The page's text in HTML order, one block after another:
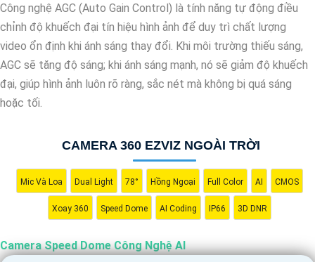
vào một giải pháp an ninh đáng tin cậy.
Công nghệ AGC (Auto Gain Control) là tính năng tự động điều
chỉnh độ khuếch đại tín hiệu hình ảnh để duy trì chất lượng
video ổn định khi ánh sáng thay đổi. Khi môi trường thiếu sáng,
AGC sẽ tăng độ sáng; khi ánh sáng mạnh, nó sẽ giảm độ khuếch
đại, giúp hình ảnh luôn rõ ràng, sắc nét mà không bị quá sáng
hoặc tối.
CAMERA 360 EZVIZ NGOÀI TRỜI
Mic Và Loa Dual Light 78° Hồng Ngoại Full Color AI CMOS
Xoay 360 Speed Dome AI Coding IP66 3D DNR
Camera Speed Dome Công Nghệ AI